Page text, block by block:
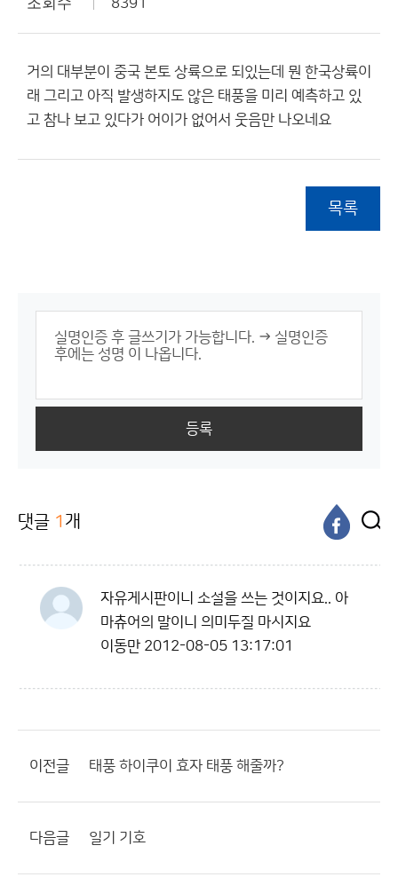
8391
거의 대부분이 중국 본토 상륙으로 되있는데 뭔 한국상륙이
래 그리고 아직 발생하지도 않은 태풍을 미리 예측하고 있
고 참나 보고 있다가 어이가 없어서 웃음만 나오네요
목록
등록
댓글 1 개
자유게시판이니 소설을 쓰는 것이지요.. 아
마츄어의 말이니 의미두질 마시지요
이동만 2012-08-05 13:17:01
이전글 태풍 하이쿠이 효자 태풍 해줄까?
다음글 일기 기호